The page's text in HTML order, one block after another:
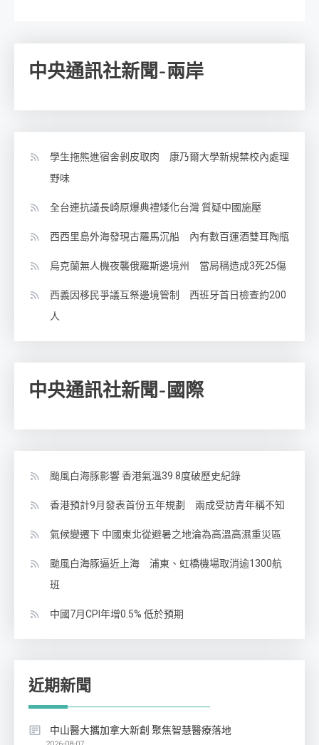
中央通訊社新聞-兩岸
學生拖熊進宿舍剝皮取肉 康乃爾大學新規禁校內處理
野味
全台連抗議長崎原爆典禮矮化台灣 質疑中國施壓
西西里島外海發現古羅馬沉船 內有數百運酒雙耳陶瓶
烏克蘭無人機夜襲俄羅斯邊境州 當局稱造成3死25傷
西義因移民爭議互祭邊境管制 西班牙首日檢查約200
人
中央通訊社新聞-國際
颱風白海豚影響 香港氣溫39.8度破歷史紀錄
香港預計9月發表首份五年規劃 兩成受訪青年稱不知
氣候變遷下 中國東北從避暑之地淪為高溫高濕重災區
颱風白海豚逼近上海 浦東、虹橋機場取消逾1300航
班
中國7月CPI年增0.5% 低於預期
近期新聞
中山醫大攜加拿大新創 聚焦智慧醫療落地